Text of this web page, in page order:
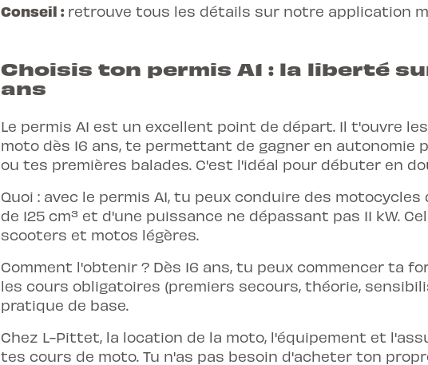
Conseil : retrouve tous les détails sur notre application
Choisis ton permis A1 : la liberté
ans
Le permis A1 est un excellent point de départ. Il t'ouvre
moto dès 16 ans, te permettant de gagner en
ou tes premières balades. C'est l'idéal pour débuter en
Quoi : avec le permis A1, tu peux conduire des
de 125 cm³ et d'une puissance ne dépassant pas 11 kW.
scooters et motos légères.
Comment l'obtenir ? Dès 16 ans, tu peux commencer ta
les cours obligatoires (premiers secours, théorie,
pratique de base.
Chez L-Pittet, la location de la moto, l'équipement et
tes cours de moto. Tu n'as pas besoin d'acheter ton